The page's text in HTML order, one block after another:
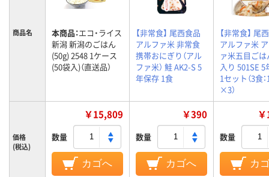
商品名 本商品：エコ・ライス
新潟 新潟のごはん
(50g) 2548 1ケース
(50袋入)（直送品）
【非常食】 尾西食品
アルファ米 非常食
携帯おにぎり（アル
ファ米） 鮭 AK2-S 5
年保存 1食
【非常食】 尾
アルファ米
ァ米五目ご
入り 501SE 5
1セット（3食
×3）
価格
(税込)
￥15,809
数量
カゴへ
￥390
数量
カゴへ
数量
カ